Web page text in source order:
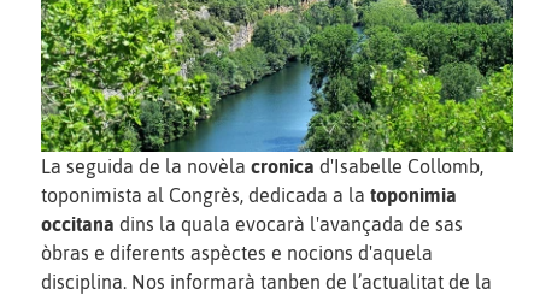
La seguida de la novèla cronica d'Isabelle Collomb,
toponimista al Congrès, dedicada a la toponimia
occitana dins la quala evocarà l'avançada de sas
òbras e diferents aspèctes e nocions d'aquela
disciplina. Nos informarà tanben de l’actualitat de la